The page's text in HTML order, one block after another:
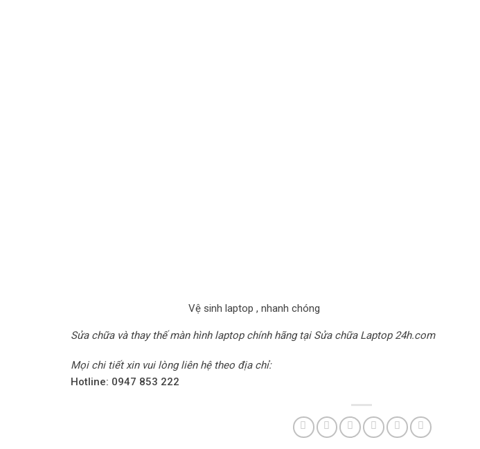
Vệ sinh laptop , nhanh chóng
Sửa chữa và thay thế màn hình laptop chính hãng tại Sửa chữa Laptop 24h.com
Mọi chi tiết xin vui lòng liên hệ theo địa chỉ:
Hotline: 0947 853 222